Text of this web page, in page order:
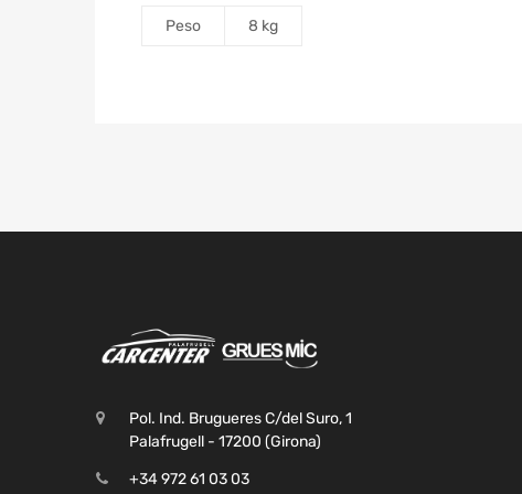
Peso 8 kg
Pol. Ind. Brugueres C/del Suro, 1
Palafrugell - 17200 (Girona)
+34 972 61 03 03